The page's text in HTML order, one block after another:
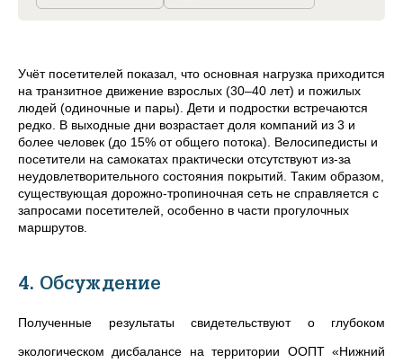
Учёт посетителей показал, что основная нагрузка приходится
на транзитное движение взрослых (30–40 лет) и пожилых
людей (одиночные и пары). Дети и подростки встречаются
редко. В выходные дни возрастает доля компаний из 3 и
более человек (до 15% от общего потока). Велосипедисты и
посетители на самокатах практически отсутствуют из-за
неудовлетворительного состояния покрытий. Таким образом,
существующая дорожно-тропиночная сеть не справляется с
запросами посетителей, особенно в части прогулочных
маршрутов.
4. Обсуждение
Полученные результаты свидетельствуют о глубоком
экологическом дисбалансе на территории ООПТ «Нижний